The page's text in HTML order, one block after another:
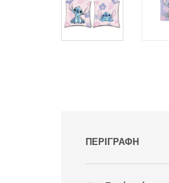
ΠΕΡΙΓΡΑΦΉ